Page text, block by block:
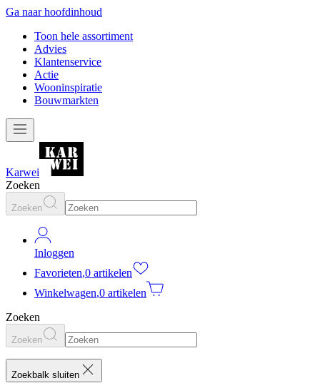
Ga naar hoofdinhoud
Toon hele assortiment
Advies
Klantenservice
Actie
Wooninspiratie
Bouwmarkten
Karwei
Zoeken
Zoeken
Inloggen
Favorieten,0 artikelen
Winkelwagen,0 artikelen
Zoeken
Zoeken
Zoekbalk sluiten